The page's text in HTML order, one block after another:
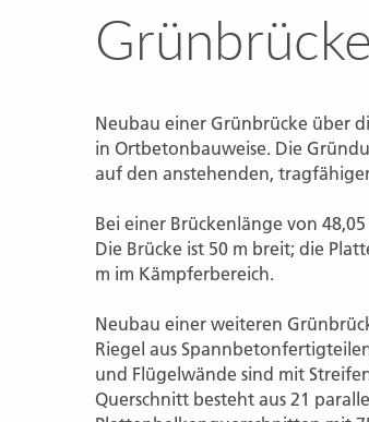
Neubau einer Grünbrücke über
in Ortbetonbauweise. Die
auf den anstehenden,
Bei einer Brückenlänge von
Die Brücke ist 50 m breit; die
m im Kämpferbereich.
Neubau einer weiteren
Riegel aus
und Flügelwände sind mit
Querschnitt besteht aus 21